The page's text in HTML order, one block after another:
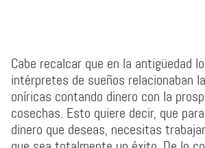
Cabe recalcar que en la antigüedad
intérpretes de sueños relacionaban
oníricas contando dinero con la
cosechas. Esto quiere decir, que
dinero que deseas, necesitas